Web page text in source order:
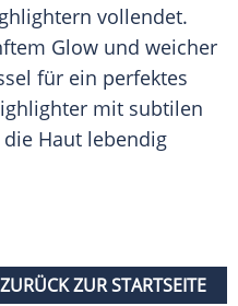
vollendet.
Glow und weicher
für ein perfektes
mit subtilen
Haut lebendig
ZURÜCK ZUR STARTSEITE